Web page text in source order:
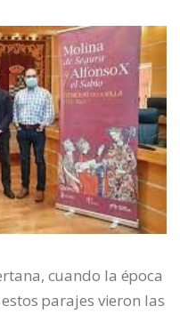
cuando la época
parajes vieron las